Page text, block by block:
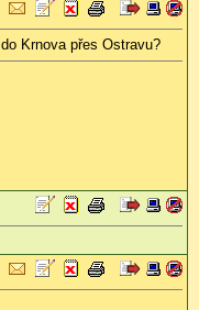
Krnova přes Ostravu?